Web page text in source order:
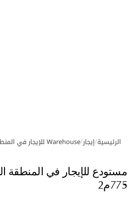
معرض الصور
الرئيسية/إيجار/Warehouse للإيجار في المنطقة الصناعية
مستودع للإيجار في المنطقة
775م2